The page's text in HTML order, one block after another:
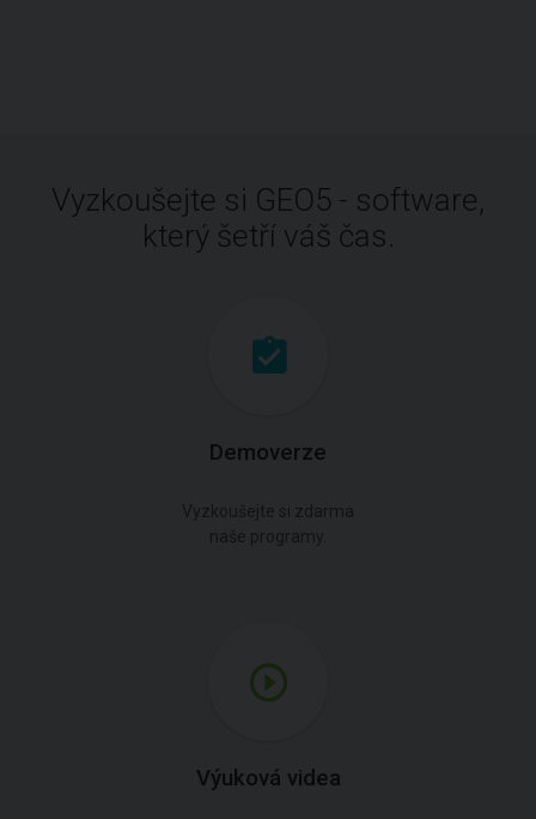
Vyzkoušejte si GEO5 - software,
který šetří váš čas.
Demoverze
Výuková videa